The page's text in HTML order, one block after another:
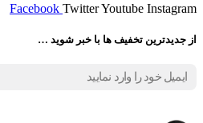
Facebook TwitterYoutube Instagram
از جدیدترین تخفیف ها با خبر شوید …